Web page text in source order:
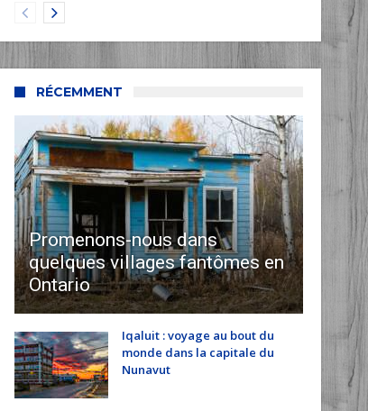
RÉCEMMENT
Promenons-nous dans
quelques villages fantômes en
Ontario
Iqaluit : voyage au bout du
monde dans la capitale du
Nunavut